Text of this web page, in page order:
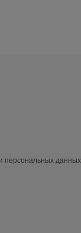
персональных данных